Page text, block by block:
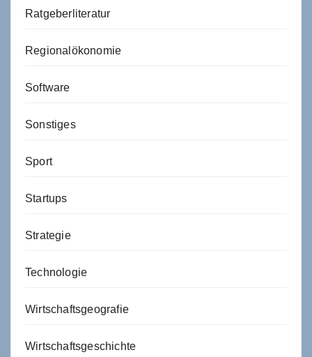
Ratgeberliteratur
Regionalökonomie
Software
Sonstiges
Sport
Startups
Strategie
Technologie
Wirtschaftsgeografie
Wirtschaftsgeschichte